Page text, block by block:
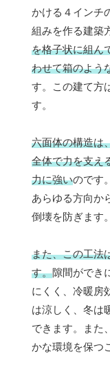
かける４インチ
組みを作る建築
を格子状に組ん
わせて箱のよう
す。この建て方
す。
六面体の構造は
全体で力を支え
力に強いのです
あらゆる方向か
倒壊を防ぎます。
また、この工法
す。隙間ができ
にくく、冷暖房
は涼しく、冬は
できます。また
かな環境を保つ